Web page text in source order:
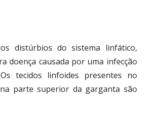
distúrbios do sistema linfático,
doença causada por uma infecção
tecidos linfoides presentes no
parte superior da garganta são